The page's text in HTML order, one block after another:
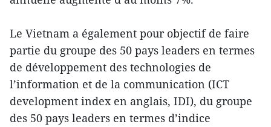
Le Vietnam a également pour objectif de faire
partie du groupe des 50 pays leaders en termes
de développement des technologies de
l’information et de la communication (ICT
development index en anglais, IDI), du groupe
des 50 pays leaders en termes d’indice